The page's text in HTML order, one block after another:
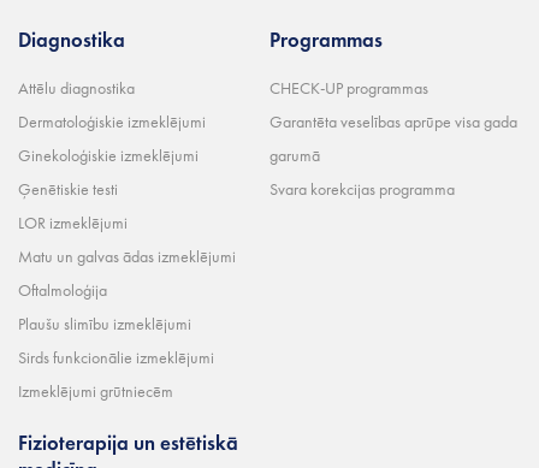
Diagnostika
Attēlu diagnostika
Dermatoloģiskie izmeklējumi
Ginekoloģiskie izmeklējumi
Ģenētiskie testi
LOR izmeklējumi
Matu un galvas ādas izmeklējumi
Oftalmoloģija
Plaušu slimību izmeklējumi
Sirds funkcionālie izmeklējumi
Izmeklējumi grūtniecēm
Fizioterapija un estētiskā
Programmas
CHECK-UP programmas
Garantēta veselības aprūpe visa gada
garumā
Svara korekcijas programma